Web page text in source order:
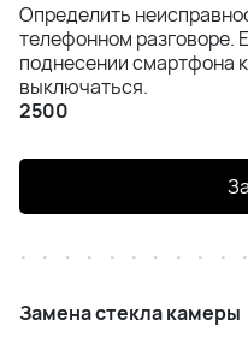
Определить
телефонном разговоре.
поднесении смартфона
выключаться.
2500
Замена стекла камеры